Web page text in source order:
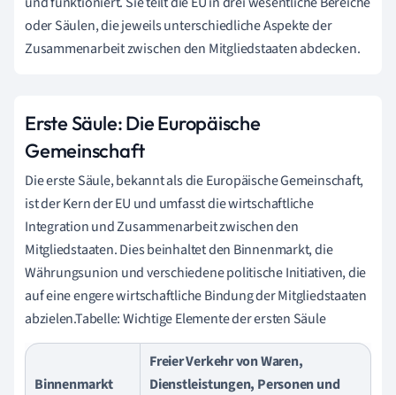
oder Säulen, die jeweils unterschiedliche Aspekte der
Zusammenarbeit zwischen den Mitgliedstaaten abdecken.
Erste Säule: Die Europäische
Gemeinschaft
Die erste Säule, bekannt als die Europäische Gemeinschaft,
ist der Kern der EU und umfasst die wirtschaftliche
Integration und Zusammenarbeit zwischen den
Mitgliedstaaten. Dies beinhaltet den Binnenmarkt, die
Währungsunion und verschiedene politische Initiativen, die
auf eine engere wirtschaftliche Bindung der Mitgliedstaaten
abzielen.Tabelle: Wichtige Elemente der ersten Säule
Binnenmarkt
Freier Verkehr von Waren,
Dienstleistungen, Personen und